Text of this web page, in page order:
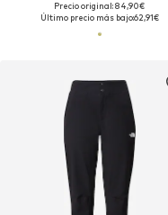
Precio original: 84,90€
Último precio más bajo:62,91€